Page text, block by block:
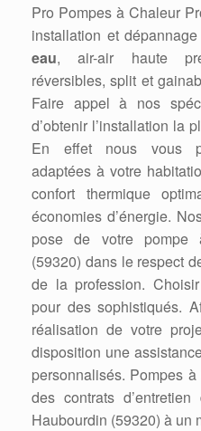
Pro Pompes à Chaleur
installation et
eau, air-air haute
réversibles, split et
Faire appel à nos
d’obtenir l’installation la
En effet nous vous
adaptées à votre
confort thermique
économies d’énergie.
pose de votre pompe
(59320) dans le respect
de la profession.
pour des sophistiqués.
réalisation de votre
disposition une
personnalisés. Pompes
des contrats
Haubourdin (59320) à un